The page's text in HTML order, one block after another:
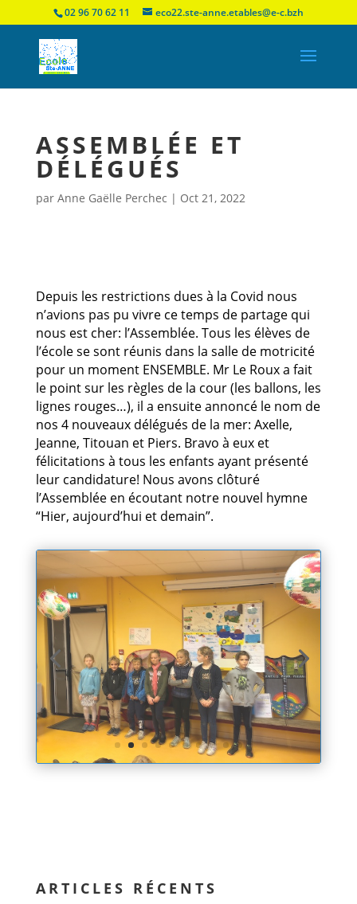
02 96 70 62 11 eco22.ste-anne.etables@e-c.bzh
ASSEMBLÉE ET
DÉLÉGUÉS
par Anne Gaëlle Perchec | Oct 21, 2022
Depuis les restrictions dues à la Covid nous
n’avions pas pu vivre ce temps de partage qui
nous est cher: l’Assemblée. Tous les élèves de
l’école se sont réunis dans la salle de motricité
pour un moment ENSEMBLE. Mr Le Roux a fait
le point sur les règles de la cour (les ballons, les
lignes rouges…), il a ensuite annoncé le nom de
nos 4 nouveaux délégués de la mer: Axelle,
Jeanne, Titouan et Piers. Bravo à eux et
félicitations à tous les enfants ayant présenté
leur candidature! Nous avons clôturé
l’Assemblée en écoutant notre nouvel hymne
“Hier, aujourd’hui et demain”.
ARTICLES RÉCENTS